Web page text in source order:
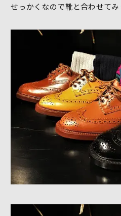
せっかくなので靴と合わせてみ